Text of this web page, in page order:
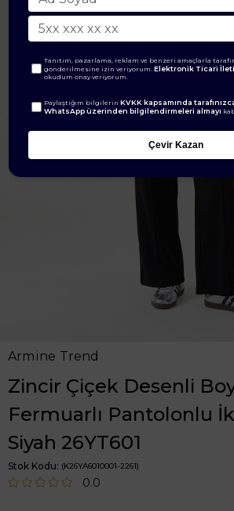
Armine Trend
Zincir Çiçek Desenli
Fermuarlı Pantolonlu
Siyah 26YT601
Stok Kodu (K26YA6010001-2261)
0.0
Tanıtım, pazarlama, reklam ve benzeri amaçlarla
gönderilmesine izin veriyorum.Elektronik Ticari
okudum onay veriyorum.
Paylaştığım bilgilerinKVKK kapsamında
WhatsApp üzerinden bilgilendirmeleri almayı
Çevir Kazan